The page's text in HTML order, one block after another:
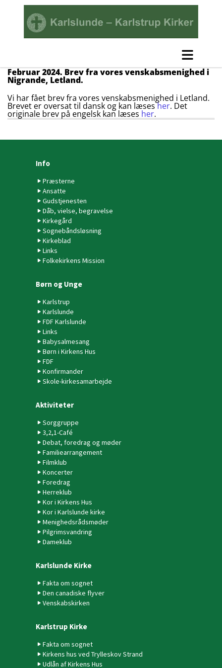
Februar 2024. Brev fra vores venskabsmenighed i
Nigrande, Letland.
Vi har fået brev fra vores venskabsmenighed i Letland.
Brevet er oversat til dansk og kan læsesher. Det
originale brev på engelsk kan læses her.
Info
Præsterne
Ansatte
Gudstjenesten
Dåb, vielse, begravelse
Kirkegård
Sognebåndsløsning
Kirkeblad
Links
Folkekirkens Mission
Børn og Unge
Karlstrup
Karlslunde
FDF Karlslunde
Links
Babysalmesang
Børn i Kirkens Hus
FDF
Konfirmander
Skole-kirkesamarbejde
Aktiviteter
Sorggruppe
3,2,1-Café
Debat, foredrag og møder
Familiearrangement
Filmklub
Koncerter
Foredrag
Herreklub
Kor i Kirkens Hus
Kor i Karlslunde kirke
Menighedsrådsmøder
Pilgrimsvandring
Dameklub
Karlslunde Kirke
Fakta om sognet
Den canadiske flyver
Venskabskirken
Karlstrup Kirke
Fakta om sognet
Kirkens hus ved Trylleskov Strand
Udlån af Kirkens Hus